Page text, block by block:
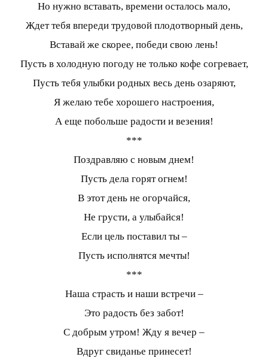
Но нужно вставать, времени осталось мало,
Ждет тебя впереди трудовой плодотворный день,
Вставай же скорее, победи свою лень!
Пусть в холодную погоду не только кофе согревает,
Пусть тебя улыбки родных весь день озаряют,
Я желаю тебе хорошего настроения,
А еще побольше радости и везения!
***
Поздравляю с новым днем!
Пусть дела горят огнем!
В этот день не огорчайся,
Не грусти, а улыбайся!
Если цель поставил ты –
Пусть исполнятся мечты!
***
Наша страсть и наши встречи –
Это радость без забот!
С добрым утром! Жду я вечер –
Вдруг свиданье принесет!